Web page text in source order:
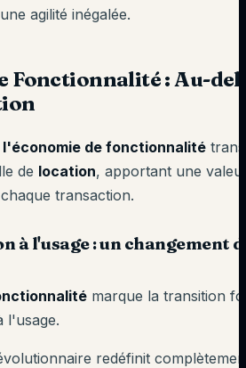
agilité inégalée.
Fonctionnalité : Au-
l'économie de fonctionnalité
de location, apportant une
transaction.
à l'usage : un changement
marque la transition
l'usage.
redéfinit